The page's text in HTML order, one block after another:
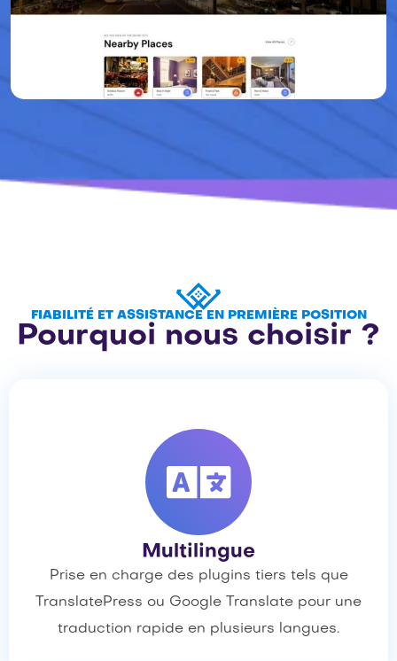
FIABILITÉ ET ASSISTANCE EN PREMIÈRE POSITION
Pourquoi nous choisir ?
Multilingue
Prise en charge des plugins tiers tels que
TranslatePress ou Google Translate pour une
traduction rapide en plusieurs langues.